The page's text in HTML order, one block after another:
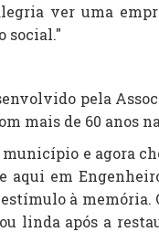
ver uma
social."
pela
mais de 60 anos
e agora
em
à memória.
linda após a